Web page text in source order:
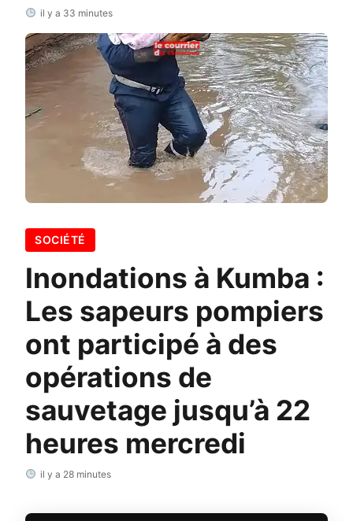
il y a 33 minutes
SOCIÉTÉ
Inondations à Kumba :
Les sapeurs pompiers
ont participé à des
opérations de
sauvetage jusqu’à 22
heures mercredi
il y a 28 minutes